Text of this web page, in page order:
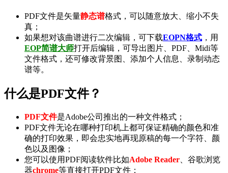
PDF文件是矢量静态谱格式，可以随意放大、缩小不失
真；
如果想对该曲谱进行二次编辑，可下载EOPN格式 ，用
EOP简谱大师打开后编辑，可导出 图片 PDF Midi等
文件格式，还可修改背景图、添加个人信息、录制 动态
谱等。
什么是PDF文件？
PDF文件是Adobe公司推出的一种文件格式；
PDF文件无论在哪种打印机上都可保证精确的颜色和准
确的打印效果，即会忠实地再现原稿的每一个字符、颜
色以及图像；
您可以使用PDF阅读软件比如Adobe Reader 、谷歌浏览
器chrome等直接打开PDF文件；